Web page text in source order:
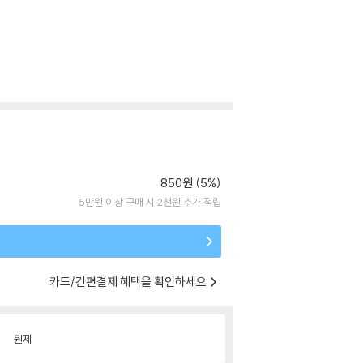
850원 (5%)
5만원 이상 구매 시 2천원 추가 적립
카드/간편결제 혜택을 확인하세요
원제